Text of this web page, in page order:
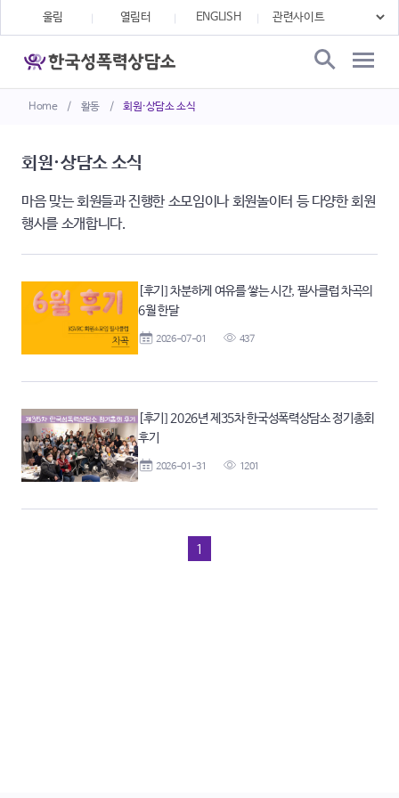
Home / 활동 / 회원·상담소 소식
울림 열림터 ENGLISH
회원·상담소 소식
마음 맞는 회원들과 진행한 소모임이나 회원놀이터 등 다양한 회원
행사를 소개합니다.
[후기] 차분하게 여유를 쌓는 시간, 필사클럽 차곡의
6월 한달
2026-07-01 437
[후기] 2026년 제35차 한국성폭력상담소 정기총회
후기
2026-01-31 1201
1